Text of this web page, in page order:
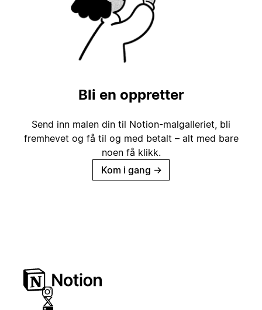
Bli en oppretter
Send inn malen din til Notion-malgalleriet, bli
fremhevet og få til og med betalt – alt med bare
noen få klikk.
Kom i gang →